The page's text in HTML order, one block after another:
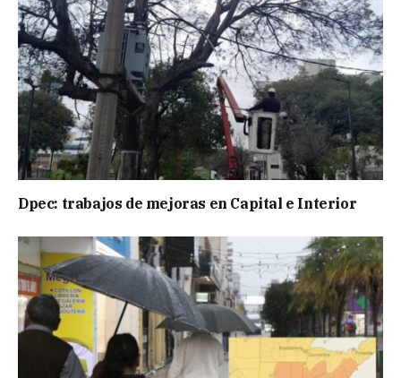
Dpec: trabajos de mejoras en Capital e Interior